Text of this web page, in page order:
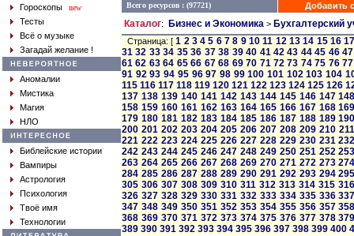
Гороскопы
new
Тесты
Всё о музыке
Загадай желание !
Аномалии
Мистика
Магия
НЛО
Библейские истории
Вампиры
Астрология
Психология
Твоё имя
Технологии
Всего ресурсов : (97721) Добавить
Каталог: Бизнес и Экономика > Бухгалтерский
Страница: [1 2 3 4 5 6 7 8 9 10 11 12 13 14 15 16
31 32 33 34 35 36 37 38 39 40 41 42 43 44 45 46 47
61 62 63 64 65 66 67 68 69 70 71 72 73 74 75 76 77
91 92 93 94 95 96 97 98 99 100 101 102 103 104
115 116 117 118 119 120 121 122 123 124 125 126
137 138 139 140 141 142 143 144 145 146 147
158 159 160 161 162 163 164 165 166 167 168
179 180 181 182 183 184 185 186 187 188 189
200 201 202 203 204 205 206 207 208 209 210 211
221 222 223 224 225 226 227 228 229 230 231
242 243 244 245 246 247 248 249 250 251 252
263 264 265 266 267 268 269 270 271 272 273
284 285 286 287 288 289 290 291 292 293 294
305 306 307 308 309 310 311 312 313 314 315 316
326 327 328 329 330 331 332 333 334 335 336
347 348 349 350 351 352 353 354 355 356 357
368 369 370 371 372 373 374 375 376 377 378
389 390 391 392 393 394 395 396 397 398 399 400